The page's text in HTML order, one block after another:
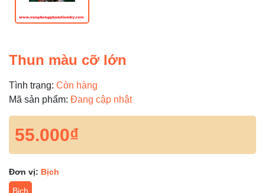
Thun màu cỡ lớn
Tình trạng: Còn hàng
Mã sản phẩm: Đang cập nhật
55.000₫
Đơn vị: Bịch
Bịch